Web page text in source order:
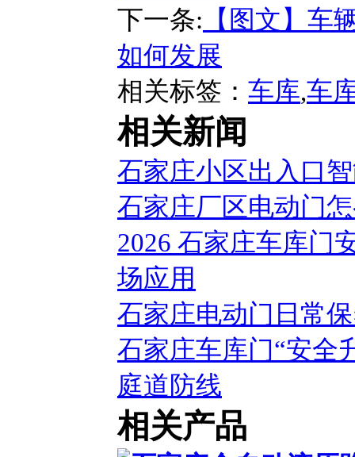
下一条: 【图文】车
如何发展
相关标签： 车库,车
相关新闻
石家庄小区出入口
石家庄厂区电动门
2026 石家庄车库门
场应用
石家庄电动门日常
石家庄车库门“安全
庭道防线
相关产品